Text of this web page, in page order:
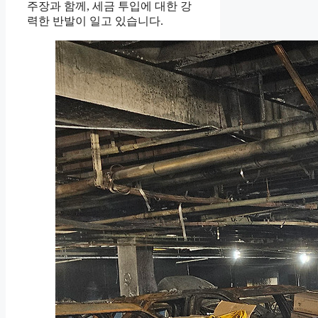
주장과 함께, 세금 투입에 대한 강
력한 반발이 일고 있습니다.